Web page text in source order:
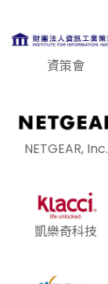
資策會
NETGEAR, Inc.
凱樂奇科技